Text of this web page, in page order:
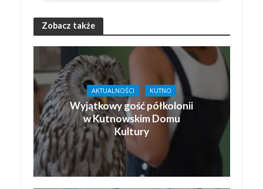
Zobacz także
AKTUALNOŚCI KUTNO
Wyjątkowy gość półkolonii
w Kutnowskim Domu
Kultury